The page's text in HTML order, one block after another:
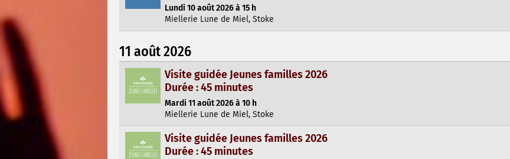
Lundi 10 août 2026 à 15 h
Miellerie Lune de Miel, Stoke
11 août 2026
Visite guidée Jeunes familles 2026
Durée : 45 minutes
Mardi 11 août 2026 à 10 h
Miellerie Lune de Miel, Stoke
Visite guidée Jeunes familles 2026
Durée : 45 minutes